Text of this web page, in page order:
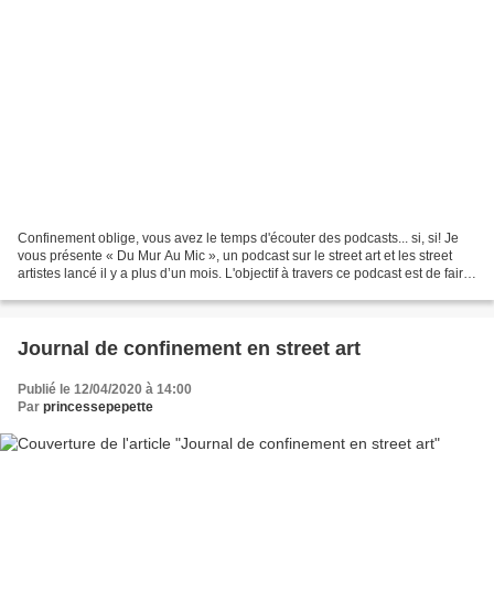
Confinement oblige, vous avez le temps d'écouter des podcasts... si, si! Je
vous présente « Du Mur Au Mic », un podcast sur le street art et les street
artistes lancé il y a plus d’un mois. L'objectif à travers ce podcast est de faire
Journal de confinement en street art
Publié le 12/04/2020 à 14:00
Par princessepepette